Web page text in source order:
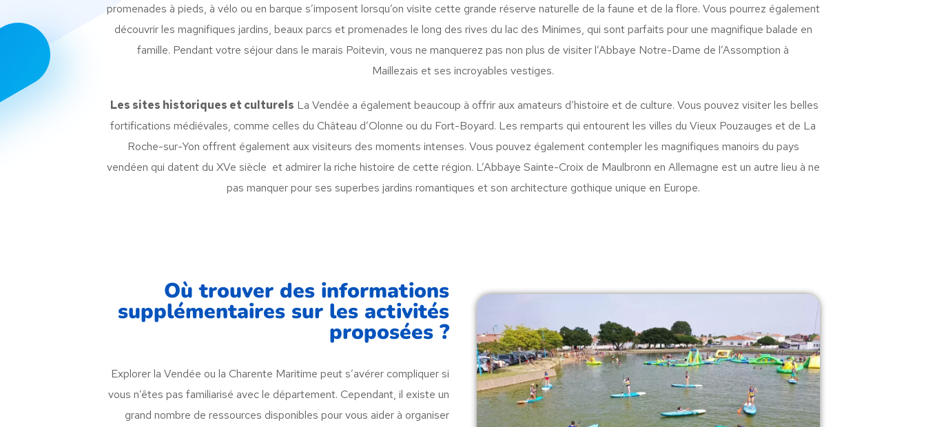
promenades à pieds, à vélo ou en barque s’imposent lorsqu’on visite cette grande réserve naturelle de la faune et de la flore. Vous pourrez également
découvrir les magnifiques jardins, beaux parcs et promenades le long des rives du lac des Minimes, qui sont parfaits pour une magnifique balade en
famille. Pendant votre séjour dans le marais Poitevin, vous ne manquerez pas non plus de visiter l’Abbaye Notre-Dame de l’Assomption à
Maillezais et ses incroyables vestiges.
Les sites historiques et culturels La Vendée a également beaucoup à offrir aux amateurs d’histoire et de culture. Vous pouvez visiter les belles
fortifications médiévales, comme celles du Château d’Olonne ou du Fort-Boyard. Les remparts qui entourent les villes du Vieux Pouzauges et de La
Roche-sur-Yon offrent également aux visiteurs des moments intenses. Vous pouvez également contempler les magnifiques manoirs du pays
vendéen qui datent du XVe siècle et admirer la riche histoire de cette région. L’Abbaye Sainte-Croix de Maulbronn en Allemagne est un autre lieu à ne
pas manquer pour ses superbes jardins romantiques et son architecture gothique unique en Europe.
Où trouver des informations
supplémentaires sur les activités
proposées ?
Explorer la Vendée ou la Charente Maritime peut s’avérer compliquer si
vous n’êtes pas familiarisé avec le département. Cependant, il existe un
grand nombre de ressources disponibles pour vous aider à organiser